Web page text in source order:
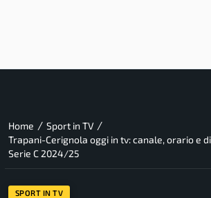
Home / Sport in TV /
Trapani-Cerignola oggi in tv: canale, orario e
Serie C 2024/25
SPORT IN TV